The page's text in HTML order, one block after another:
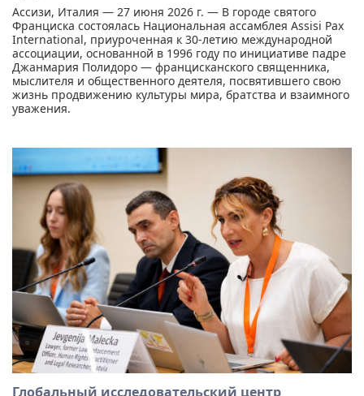
Ассизи, Италия — 27 июня 2026 г. — В городе святого
Франциска состоялась Национальная ассамблея Assisi Pax
International, приуроченная к 30-летию международной
ассоциации, основанной в 1996 году по инициативе падре
Джанмария Полидоро — францисканского священника,
мыслителя и общественного деятеля, посвятившего свою
жизнь продвижению культуры мира, братства и взаимного
уважения.
Глобальный исследовательский центр